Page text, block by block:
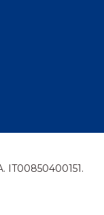
IT00850400151.